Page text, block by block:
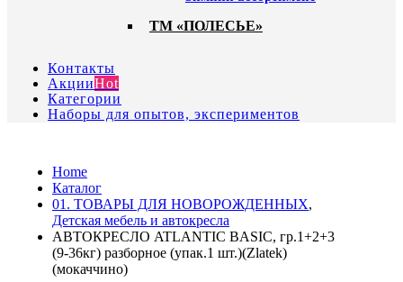
ТМ «ПОЛЕСЬЕ»
Контакты
АкцииHot
Категории
Наборы для опытов, экспериментов
Home
Каталог
01. ТОВАРЫ ДЛЯ НОВОРОЖДЕННЫХ,
Детская мебель и автокресла
АВТОКРЕСЛО ATLANTIC BASIC, гр.1+2+3
(9-36кг) разборное (упак.1 шт.)(Zlatek)
(мокаччино)